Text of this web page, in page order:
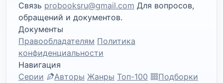
Связь probooksru@gmail.com Для вопросов,
обращений и документов.
Документы
Правообладателям Политика
конфиденциальности
Навигация
Серии
Авторы Жанры Топ-100
Подборки